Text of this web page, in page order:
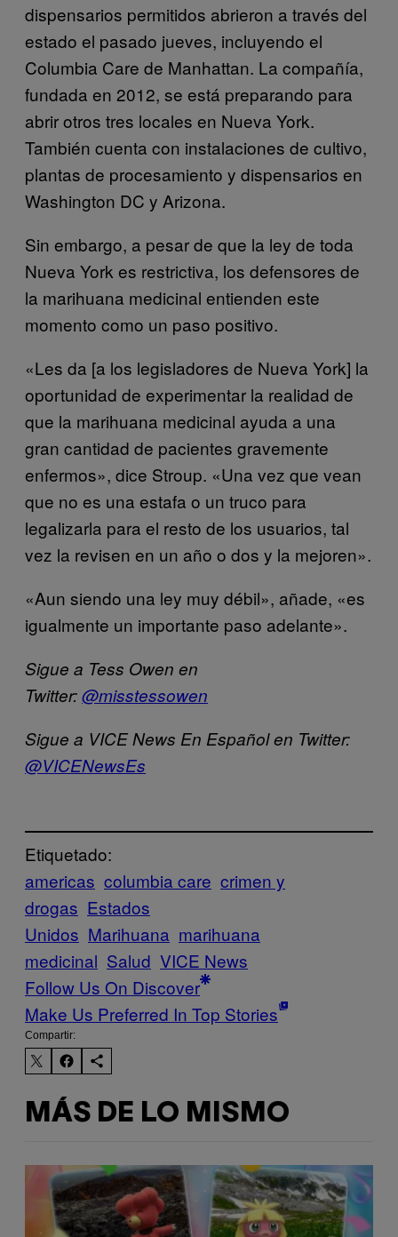
dispensarios permitidos abrieron a través del
estado el pasado jueves, incluyendo el
Columbia Care de Manhattan. La compañía,
fundada en 2012, se está preparando para
abrir otros tres locales en Nueva York.
También cuenta con instalaciones de cultivo,
plantas de procesamiento y dispensarios en
Washington DC y Arizona.
Sin embargo, a pesar de que la ley de toda
Nueva York es restrictiva, los defensores de
la marihuana medicinal entienden este
momento como un paso positivo.
«Les da [a los legisladores de Nueva York] la
oportunidad de experimentar la realidad de
que la marihuana medicinal ayuda a una
gran cantidad de pacientes gravemente
enfermos», dice Stroup. «Una vez que vean
que no es una estafa o un truco para
legalizarla para el resto de los usuarios, tal
vez la revisen en un año o dos y la mejoren».
«Aun siendo una ley muy débil», añade, «es
igualmente un importante paso adelante».
Sigue a Tess Owen en
Twitter:@misstessowen
Sigue a VICE News En Español en Twitter:
@VICENewsEs
Etiquetado:
americas columbia care crimen y
drogas Estados
Unidos Marihuana marihuana
medicinal Salud VICE News
Follow Us On Discover
Make Us Preferred In Top Stories
Compartir:
MÁS DE LO MISMO